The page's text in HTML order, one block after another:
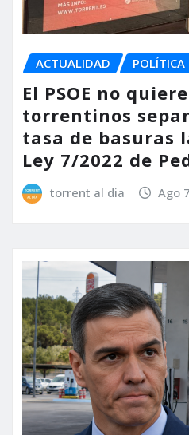
ACTUALIDAD POLÍTICA
El PSOE no
torrentinos
tasa de basuras
Ley 7/2022 de
torrent al dia Ago